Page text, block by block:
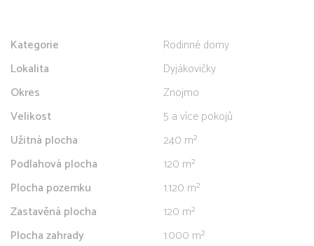
Kategorie
Rodinné domy
Lokalita
Dyjákovičky
Okres
Znojmo
Velikost
5 a více pokojů
Užitná plocha
240 m²
Podlahová plocha
120 m²
Plocha pozemku
1.120 m²
Zastavěná plocha
120 m²
Plocha zahrady
1.000 m²